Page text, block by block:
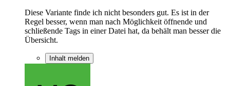
Diese Variante finde ich nicht besonders gut. Es ist in der
Regel besser, wenn man nach Möglichkeit öffnende und
schließende Tags in einer Datei hat, da behält man besser die
Übersicht.
Inhalt melden